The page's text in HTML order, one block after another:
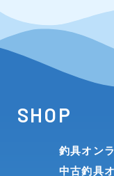
SHOP
釣具オン
中古釣具